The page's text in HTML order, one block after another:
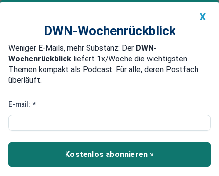
Newsticker MEIN DWN: Geldanlage Premium
Edelmetalle DWN-Magazin China
Biotech-Unternehmen wandern
an die USA
Europas Biotech-Branche steht an einem
Wendepunkt, weil zentrale Finanzierungsquellen
X
DWN-Wochenrückblick
Weniger E-Mails, mehr Substanz: Der DWN-
Wochenrückblick liefert 1x/Woche die wichtigsten
Themen kompakt als Podcast. Für alle, deren Postfach
überläuft.
E-mail: *
Kostenlos abonnieren »